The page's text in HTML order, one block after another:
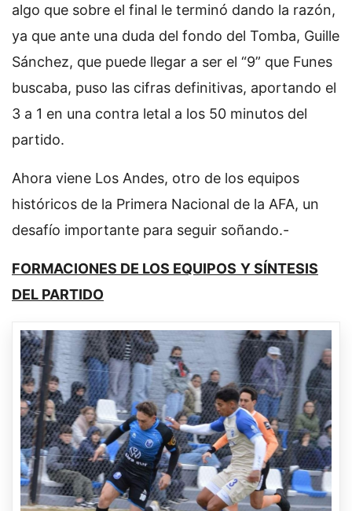
algo que sobre el final le terminó dando la razón,
ya que ante una duda del fondo del Tomba, Guille
Sánchez, que puede llegar a ser el “9” que Funes
buscaba, puso las cifras definitivas, aportando el
3 a 1 en una contra letal a los 50 minutos del
partido.
Ahora viene Los Andes, otro de los equipos
históricos de la Primera Nacional de la AFA, un
desafío importante para seguir soñando.-
FORMACIONES DE LOS EQUIPOS Y SÍNTESIS
DEL PARTIDO